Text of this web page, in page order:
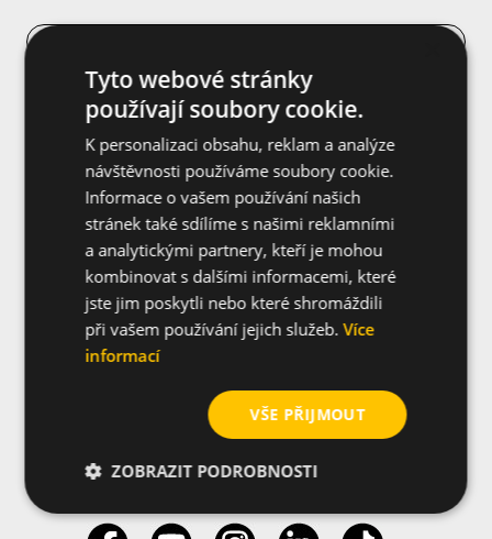
Souhlasím sezásadami ochrany osobních společnosti CELO a
přihlášením k odběru newsletteru
Sledujte nás
Tyto webové stránky
používají soubory cookie.
K personalizaci obsahu, reklam a analýze
návštěvnosti používáme soubory cookie.
Informace o vašem používání našich
stránek také sdílíme s našimi reklamními
a analytickými partnery, kteří je mohou
kombinovat s dalšími informacemi, které
jste jim poskytli nebo které shromáždili
při vašem používání jejich služeb.Více
informací
VŠE PŘIJMOUT
ZOBRAZIT PODROBNOSTI